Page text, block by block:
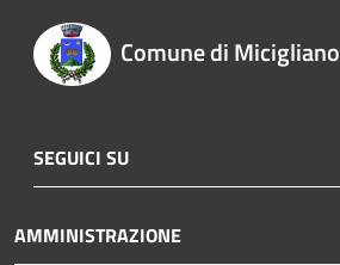
Comune di Micigliano
SEGUICI SU
AMMINISTRAZIONE